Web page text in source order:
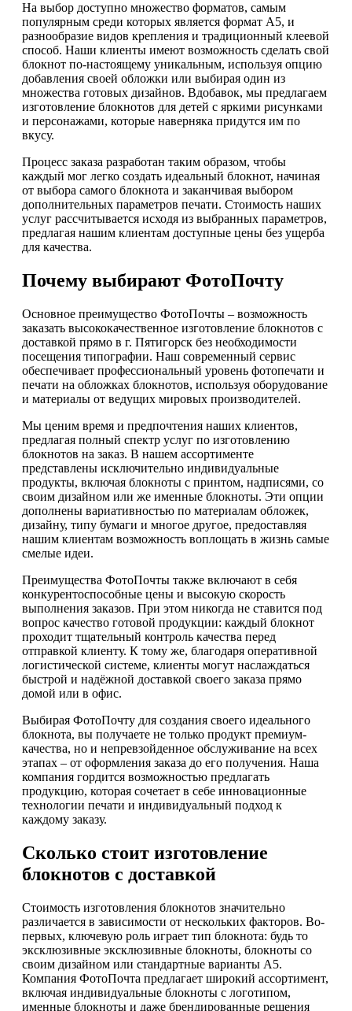
На выбор доступно множество форматов, самым
популярным среди которых является формат А5, и
разнообразие видов крепления и традиционный клеевой
способ. Наши клиенты имеют возможность сделать свой
блокнот по-настоящему уникальным, используя опцию
добавления своей обложки или выбирая один из
множества готовых дизайнов. Вдобавок, мы предлагаем
изготовление блокнотов для детей с яркими рисунками
и персонажами, которые наверняка придутся им по
вкусу.
Процесс заказа разработан таким образом, чтобы
каждый мог легко создать идеальный блокнот, начиная
от выбора самого блокнота и заканчивая выбором
дополнительных параметров печати. Стоимость наших
услуг рассчитывается исходя из выбранных параметров,
предлагая нашим клиентам доступные цены без ущерба
для качества.
Почему выбирают ФотоПочту
Основное преимущество ФотоПочты – возможность
заказать высококачественное изготовление блокнотов с
доставкой прямо в г. Пятигорск без необходимости
посещения типографии. Наш современный сервис
обеспечивает профессиональный уровень фотопечати и
печати на обложках блокнотов, используя оборудование
и материалы от ведущих мировых производителей.
Мы ценим время и предпочтения наших клиентов,
предлагая полный спектр услуг по изготовлению
блокнотов на заказ. В нашем ассортименте
представлены исключительно индивидуальные
продукты, включая блокноты с принтом, надписями, со
своим дизайном или же именные блокноты. Эти опции
дополнены вариативностью по материалам обложек,
дизайну, типу бумаги и многое другое, предоставляя
нашим клиентам возможность воплощать в жизнь самые
смелые идеи.
Преимущества ФотоПочты также включают в себя
конкурентоспособные цены и высокую скорость
выполнения заказов. При этом никогда не ставится под
вопрос качество готовой продукции: каждый блокнот
проходит тщательный контроль качества перед
отправкой клиенту. К тому же, благодаря оперативной
логистической системе, клиенты могут наслаждаться
быстрой и надёжной доставкой своего заказа прямо
домой или в офис.
Выбирая ФотоПочту для создания своего идеального
блокнота, вы получаете не только продукт премиум-
качества, но и непревзойденное обслуживание на всех
этапах – от оформления заказа до его получения. Наша
компания гордится возможностью предлагать
продукцию, которая сочетает в себе инновационные
технологии печати и индивидуальный подход к
каждому заказу.
Сколько стоит изготовление
блокнотов с доставкой
Стоимость изготовления блокнотов значительно
различается в зависимости от нескольких факторов. Во-
первых, ключевую роль играет тип блокнота: будь то
эксклюзивные эксклюзивные блокноты, блокноты со
своим дизайном или стандартные варианты А5.
Компания ФотоПочта предлагает широкий ассортимент,
включая индивидуальные блокноты с логотипом,
именные блокноты и даже брендированные решения